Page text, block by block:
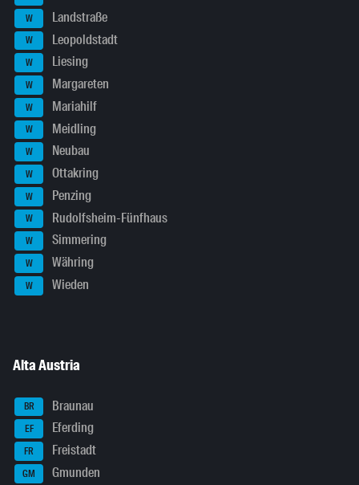
W Landstraße
W Leopoldstadt
W Liesing
W Margareten
W Mariahilf
W Meidling
W Neubau
W Ottakring
W Penzing
W Rudolfsheim-Fünfhaus
W Simmering
W Währing
W Wieden
Alta Austria
BR Braunau
EF Eferding
FR Freistadt
GM Gmunden